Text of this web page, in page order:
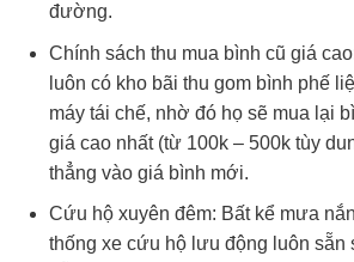
đường.
Chính sách thu mua bình cũ giá
luôn có kho bãi thu gom bình phế
máy tái chế, nhờ đó họ sẽ mua lại
giá cao nhất (từ 100k – 500k tùy
thẳng vào giá bình mới.
Cứu hộ xuyên đêm: Bất kể mưa
thống xe cứu hộ lưu động luôn sẵn